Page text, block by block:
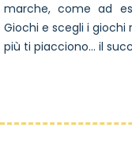
marche, come ad
Giochi e scegli i
più ti piacciono... il